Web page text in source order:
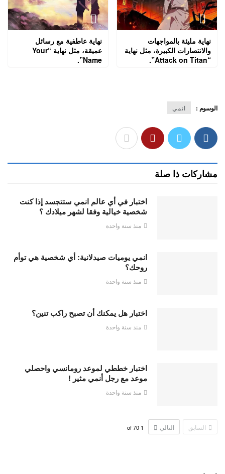
نهاية مليئة بالمواجهات
والانتصارات الكبيرة، مثل نهاية
“Attack on Titan”.
نهاية عاطفية مع رسائل
عميقة، مثل نهاية “Your
Name”.
الوسوم : انمي
مشاركات ذا صلة
اختبار في أي عالم انمي ستتجسد إذا كنت
شخصية خيالية وفقا لشهر ميلادك ؟
منذ سنة واحدة
انمي يوميات صيدلانية: أي شخصية هي توأم
روحك؟
منذ سنة واحدة
اختبار هل يمكنك أن تصبح راكب تنين؟
منذ سنة واحدة
اختبار خططي لموعد رومانسي واحصلي
موعد مع رجل أنمي مثير !
منذ سنة واحدة
السابق التالي 1
70